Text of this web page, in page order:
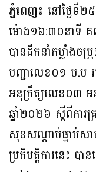
ភ្នំពេញ៖ នៅថ្ងៃទី២
ម៉ោង១៦:៣០នាទី គ
បានដឹកនាំកម្លាំងចម្
បញ្ជាលេខ០១ ប.ប
អនុក្រឹត្យលេខ០៣ អ
ឆ្នាំ២០២៦ ស្តីពីការ
សុខសណ្តាប់ធ្នាប់ស
ប្រតិបត្តិការនេះ ប